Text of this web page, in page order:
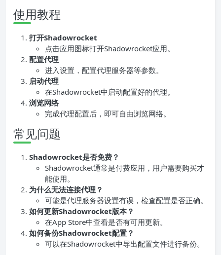
使用教程
打开Shadowrocket
点击应用图标打开Shadowrocket应用。
配置代理
进入设置，配置代理服务器等参数。
启动代理
在Shadowrocket中启动配置好的代理。
浏览网络
完成代理配置后，即可自由浏览网络。
常见问题
Shadowrocket是否免费？
Shadowrocket通常是付费应用，用户需要购买才
能使用。
为什么无法连接代理？
可能是代理服务器设置有误，检查配置是否正确。
如何更新Shadowrocket版本？
在App Store中查看是否有可用更新。
如何备份Shadowrocket配置？
可以在Shadowrocket中导出配置文件进行备份。